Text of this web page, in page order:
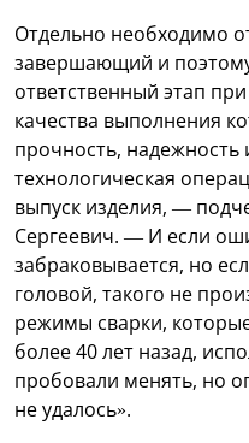
Отдельно необходимо
завершающий и
ответственный этап
качества выполнения
прочность, надежность
технологическая
выпуск изделия, —
Сергеевич. — И если
забраковывается, но
головой, такого не
режимы сварки,
более 40 лет назад,
пробовали менять, но
не удалось».